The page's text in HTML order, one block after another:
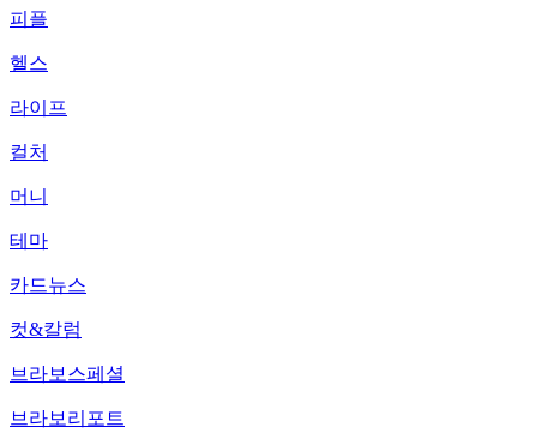
피플
헬스
라이프
컬처
머니
테마
카드뉴스
컷&칼럼
브라보스페셜
브라보리포트